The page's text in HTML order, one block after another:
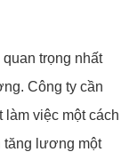
trọng nhất
Công ty cần
làm việc một cách
tăng lương một